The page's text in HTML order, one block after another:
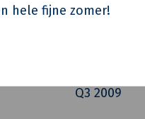
hele fijne zomer!
Huibers en
Q3 2009